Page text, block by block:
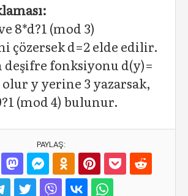
8*d?1 (mod 3)
çözersek d=2 elde edilir.
deşifre fonksiyonu d(y)=
olur y yerine 3 yazarsak,
(mod 4) bulunur.
PAYLAŞ: